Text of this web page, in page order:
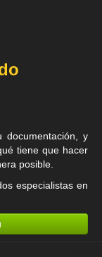
documentación, y
tiene que hacer
posible.
especialistas en